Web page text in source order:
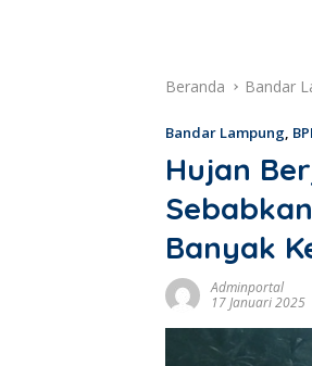
Beranda Bandar
Bandar Lampung,
Hujan
Banyak
Adminportal
17 Januari 2025